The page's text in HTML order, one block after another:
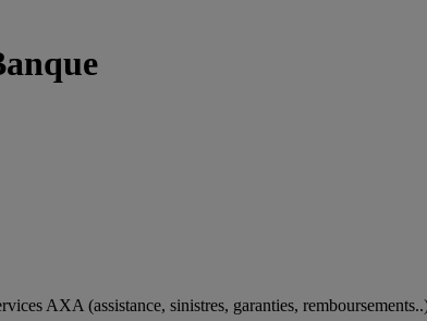
AXA (assistance, sinistres, garanties,